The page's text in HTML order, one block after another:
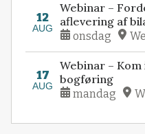
12
AUG
Webinar –
aflevering af
onsdag
17
AUG
Webinar –
bogføring
mandag